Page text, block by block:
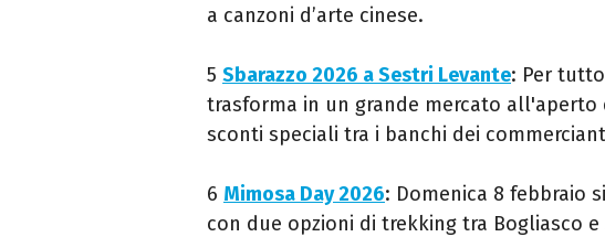
a canzoni d’arte cinese.
5 Sbarazzo 2026 a Sestri Levante: Per
trasforma in un grande mercato all'aperto
sconti speciali tra i banchi dei
6 Mimosa Day 2026: Domenica 8 febbraio
con due opzioni di trekking tra Bogliasco